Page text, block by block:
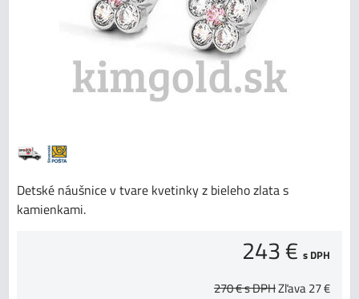
Detské náušnice v tvare kvetinky z bieleho zlata s
kamienkami.
243 € s DPH
270 €s DPHZľava27 €